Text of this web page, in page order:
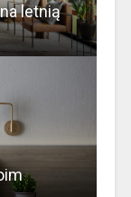
letnią